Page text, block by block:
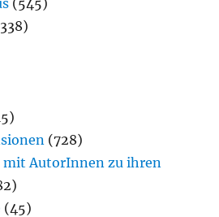
(728)
AutorInnen zu ihren
(45)